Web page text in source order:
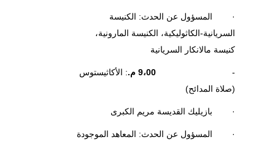
· المسؤول عن الحدث: الكنيسة
السريانية-الكاثوليكية، الكنيسة المارونية،
كنيسة مالانكار السريانية
-9،00 م.
: الأكاثيستوس
(صلاة المدائح)
· بازيليك القديسة مريم الكبرى
· المسؤول عن الحدث: المعاهد الموجودة